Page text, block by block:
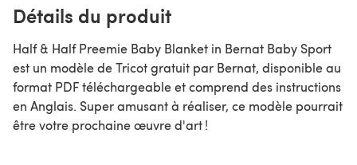
Détails du produit
Half & Half Preemie Baby Blanket in Bernat Baby Sport
est un modèle de Tricot gratuit par Bernat, disponible au
format PDF téléchargeable et comprend des instructions
en Anglais. Super amusant à réaliser, ce modèle pourrait
être votre prochaine œuvre d'art !